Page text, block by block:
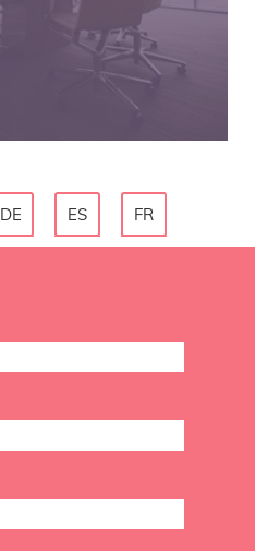
DE ES FR